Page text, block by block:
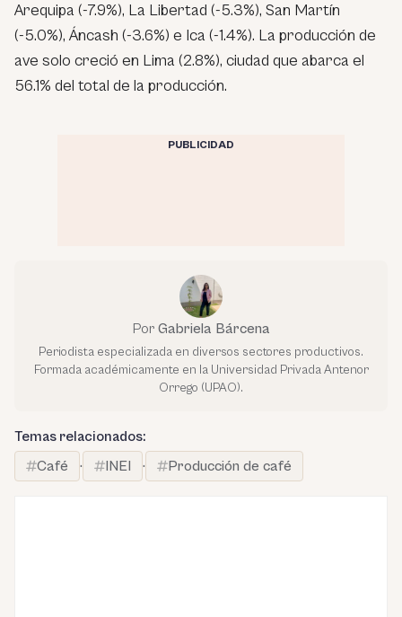
Arequipa (-7.9%), La Libertad (-5.3%), San Martín
(-5.0%), Áncash (-3.6%) e Ica (-1.4%). La producción de
ave solo creció en Lima (2.8%), ciudad que abarca el
56.1% del total de la producción.
PUBLICIDAD
Por Gabriela Bárcena
Periodista especializada en diversos sectores productivos.
Formada académicamente en la Universidad Privada Antenor
Orrego (UPAO).
Temas relacionados:
Café
· INEI · Producción de café